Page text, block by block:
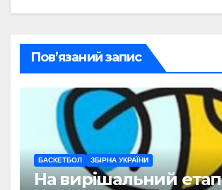
Пов’язаний запис
БАСКЕТБОЛ ЗБІРНА УКРАЇНИ
На вирішальний етап